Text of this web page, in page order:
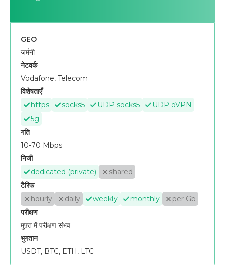
GEO
जर्मनी
नेटवर्क
Vodafone, Telecom
विशेषताएँ
https
socks5 UDP socks5
UDP oVPN
5g
गति
10-70 Mbps
निजी
dedicated (private)
shared
टैरिफ
hourly
daily weekly monthly
per Gb
परीक्षण
मुफ़्त में परीक्षण संभव
भुगतान
USDT, BTC, ETH, LTC